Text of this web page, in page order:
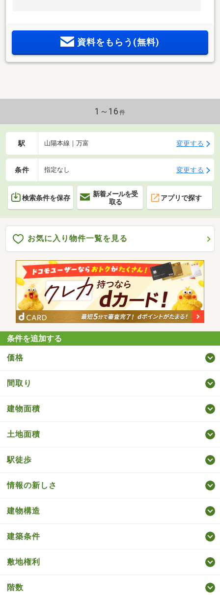
資料をもらう(無料)
1～16 件
駅 山陽本線｜万富 変更する
条件 指定なし 変更する
検索条件を保存
新着メールを受
取る
アプリで探す
お気に入り物件一覧を見る
条件を追加する
価格
間取り
建物面積
土地面積
駅徒歩
情報の新しさ
建物構造
建築条件
敷地権利
階数